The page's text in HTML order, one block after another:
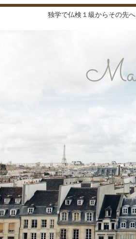
独学で仏検１級からその先